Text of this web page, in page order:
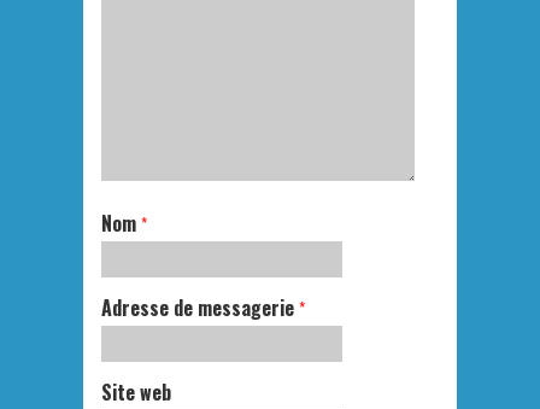
Nom *
Adresse de messagerie *
Site web